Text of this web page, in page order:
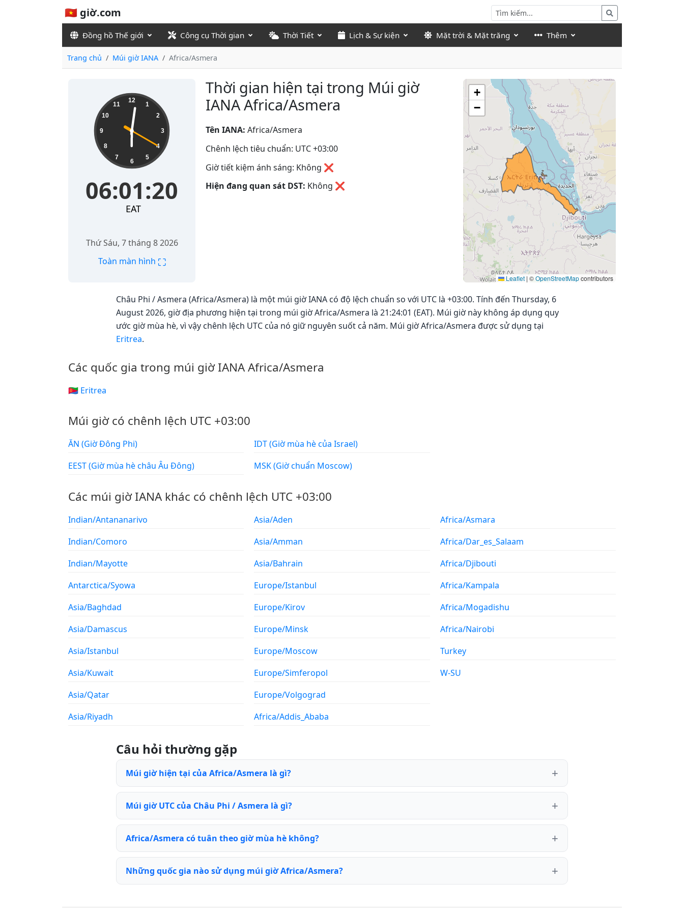
🇻🇳 giờ.com
Đồng hồ Thế giới Công cụ Thời gian Thời Tiết Lịch & Sự kiện Mặt trời & Mặt trăng Thêm
Trang chủ Múi giờ IANA Africa/Asmera
Thời gian hiện tại trong Múi giờ
IANA Africa/Asmera
06:01:20 12
1
2
3
4
5
6
7
8
9
10
11
06:01:20
EAT
Thứ Sáu, 7 tháng 8 2026
Toàn màn hình ⛶
Tên IANA: Africa/Asmera
Chênh lệch tiêu chuẩn: UTC +03:00
Giờ tiết kiệm ánh sáng: Không ❌
Hiện đang quan sát DST: Không ❌
+
−
Leaflet | ©OpenStreetMapcontributors
Châu Phi / Asmera (Africa/Asmera) là một múi giờ IANA có độ lệch chuẩn so với UTC là +03:00. Tính đến Thursday, 6
August 2026, giờ địa phương hiện tại trong múi giờ Africa/Asmera là 21:24:01 (EAT). Múi giờ này không áp dụng quy
ước giờ mùa hè, vì vậy chênh lệch UTC của nó giữ nguyên suốt cả năm. Múi giờ Africa/Asmera được sử dụng tại
Eritrea.
Các quốc gia trong múi giờ IANA Africa/Asmera
🇪🇷 Eritrea
Múi giờ có chênh lệch UTC +03:00
ĂN (Giờ Đông Phi)
EEST (Giờ mùa hè châu Âu Đông)
IDT (Giờ mùa hè của Israel)
MSK (Giờ chuẩn Moscow)
Các múi giờ IANA khác có chênh lệch UTC +03:00
Indian/Antananarivo
Indian/Comoro
Indian/Mayotte
Antarctica/Syowa
Asia/Baghdad
Asia/Damascus
Asia/Istanbul
Asia/Kuwait
Asia/Qatar
Asia/Riyadh
Asia/Aden
Asia/Amman
Asia/Bahrain
Europe/Istanbul
Europe/Kirov
Europe/Minsk
Europe/Moscow
Europe/Simferopol
Europe/Volgograd
Africa/Addis_Ababa
Africa/Asmara
Africa/Dar_es_Salaam
Africa/Djibouti
Africa/Kampala
Africa/Mogadishu
Africa/Nairobi
Turkey
W-SU
Câu hỏi thường gặp
Múi giờ hiện tại của Africa/Asmera là gì?
Múi giờ UTC của Châu Phi / Asmera là gì?
Africa/Asmera có tuân theo giờ mùa hè không?
Những quốc gia nào sử dụng múi giờ Africa/Asmera?